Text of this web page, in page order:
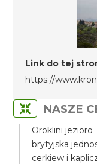
Link do tej
https://
NASZE
Oroklini jezioro
brytyjska
cerkiew i